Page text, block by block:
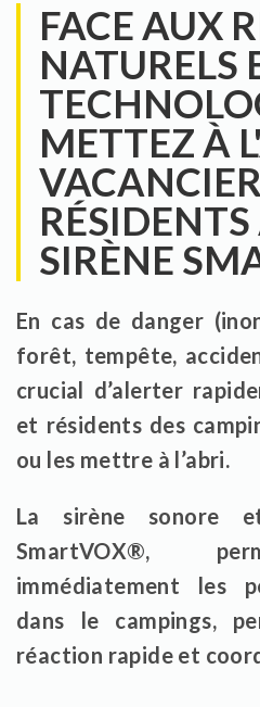
FACE AUX
NATURELS
METTEZ À
SIRÈNE
En cas de danger
forêt, tempête,
crucial d’alerter
et résidents des
ou les mettre à l’abri.
La sirène sonore
SmartVOX®,
immédiatement les
dans le campings,
réaction rapide et